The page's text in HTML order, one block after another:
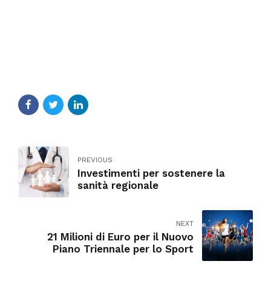
PREVIOUS
Investimenti per sostenere la
sanità regionale
NEXT
21 Milioni di Euro per il Nuovo
Piano Triennale per lo Sport